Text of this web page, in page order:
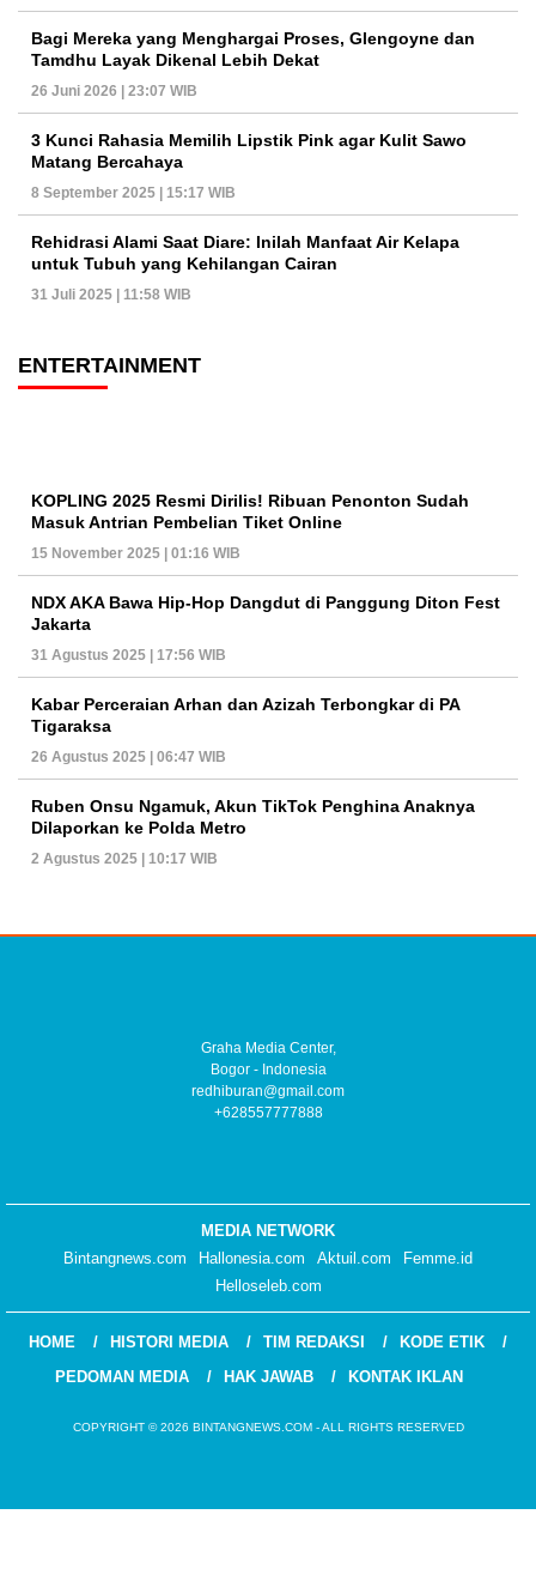
Bagi Mereka yang Menghargai Proses, Glengoyne dan
Tamdhu Layak Dikenal Lebih Dekat
26 Juni 2026 | 23:07 WIB
3 Kunci Rahasia Memilih Lipstik Pink agar Kulit Sawo
Matang Bercahaya
8 September 2025 | 15:17 WIB
Rehidrasi Alami Saat Diare: Inilah Manfaat Air Kelapa
untuk Tubuh yang Kehilangan Cairan
31 Juli 2025 | 11:58 WIB
ENTERTAINMENT
KOPLING 2025 Resmi Dirilis! Ribuan Penonton Sudah
Masuk Antrian Pembelian Tiket Online
15 November 2025 | 01:16 WIB
NDX AKA Bawa Hip-Hop Dangdut di Panggung Diton Fest
Jakarta
31 Agustus 2025 | 17:56 WIB
Kabar Perceraian Arhan dan Azizah Terbongkar di PA
Tigaraksa
26 Agustus 2025 | 06:47 WIB
Ruben Onsu Ngamuk, Akun TikTok Penghina Anaknya
Dilaporkan ke Polda Metro
2 Agustus 2025 | 10:17 WIB
Graha Media Center,
Bogor - Indonesia
redhiburan@gmail.com
+628557777888
MEDIA NETWORK
Bintangnews.com
Hallonesia.com Aktuil.com
Femme.id
Helloseleb.com
HOME HISTORI MEDIA TIM REDAKSI
KODE ETIK
PEDOMAN MEDIA
HAK JAWAB KONTAK IKLAN
COPYRIGHT © 2026 BINTANGNEWS.COM - ALL RIGHTS RESERVED